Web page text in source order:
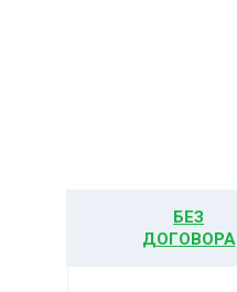
БЕЗ
ДОГОВОРА